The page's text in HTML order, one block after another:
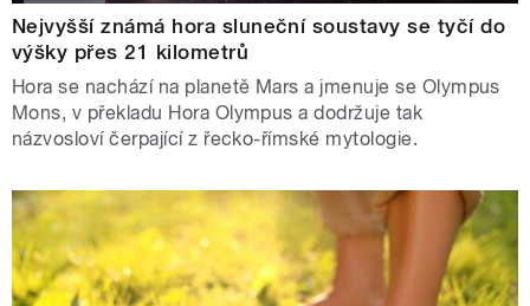
Nejvyšší známá hora sluneční soustavy se tyčí do
výšky přes 21 kilometrů
Hora se nachází na planetě Mars a jmenuje se Olympus
Mons, v překladu Hora Olympus a dodržuje tak
názvosloví čerpající z řecko-římské mytologie.